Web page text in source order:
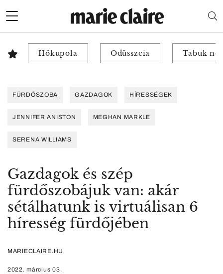
Hőkupola Odüsszeia Tabuk
FÜRDŐSZOBA GAZDAGOK HÍRESSÉGEK
JENNIFER ANISTON MEGHAN MARKLE
SERENA WILLIAMS
Gazdagok és szép
fürdőszobájuk van: akár
sétálhatunk is virtuálisan 6
híresség fürdőjében
MARIECLAIRE.HU
2022. március 03.